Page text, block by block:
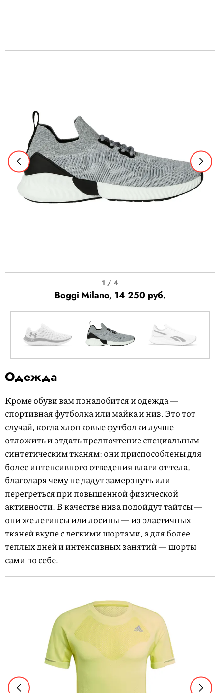
e
f
4
1 / 4
Boggi Milano, 14 250 руб.
I
t
e
m
1
o
f
4
Одежда
Кроме обуви вам понадобится и одежда —
спортивная футболка или майка и низ. Это тот
случай, когда хлопковые футболки лучше
отложить и отдать предпочтение специальным
синтетическим тканям: они приспособлены для
более интенсивного отведения влаги от тела,
благодаря чему не дадут замерзнуть или
перегреться при повышенной физической
активности. В качестве низа подойдут тайтсы —
они же легинсы или лосины — из эластичных
тканей вкупе с легкими шортами, а для более
теплых дней и интенсивных занятий — шорты
сами по себе.